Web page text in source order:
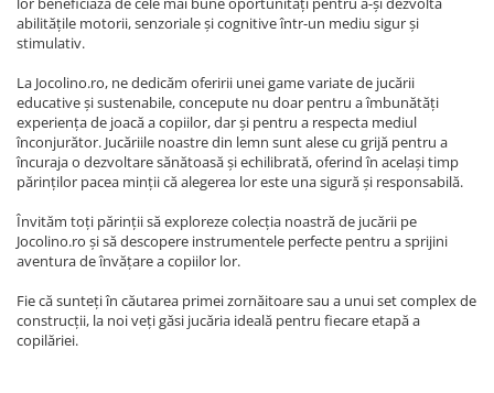
abilitățile motorii, senzoriale și cognitive într-un mediu sigur și
stimulativ.
La Jocolino.ro, ne dedicăm oferirii unei game variate de jucării
educative și sustenabile, concepute nu doar pentru a îmbunătăți
experiența de joacă a copiilor, dar și pentru a respecta mediul
înconjurător. Jucăriile noastre din lemn sunt alese cu grijă pentru a
încuraja o dezvoltare sănătoasă și echilibrată, oferind în același timp
părinților pacea minții că alegerea lor este una sigură și responsabilă.
Învităm toți părinții să exploreze colecția noastră de jucării pe
Jocolino.ro și să descopere instrumentele perfecte pentru a sprijini
aventura de învățare a copiilor lor.
Fie că sunteți în căutarea primei zornăitoare sau a unui set complex de
construcții, la noi veți găsi jucăria ideală pentru fiecare etapă a
copilăriei.